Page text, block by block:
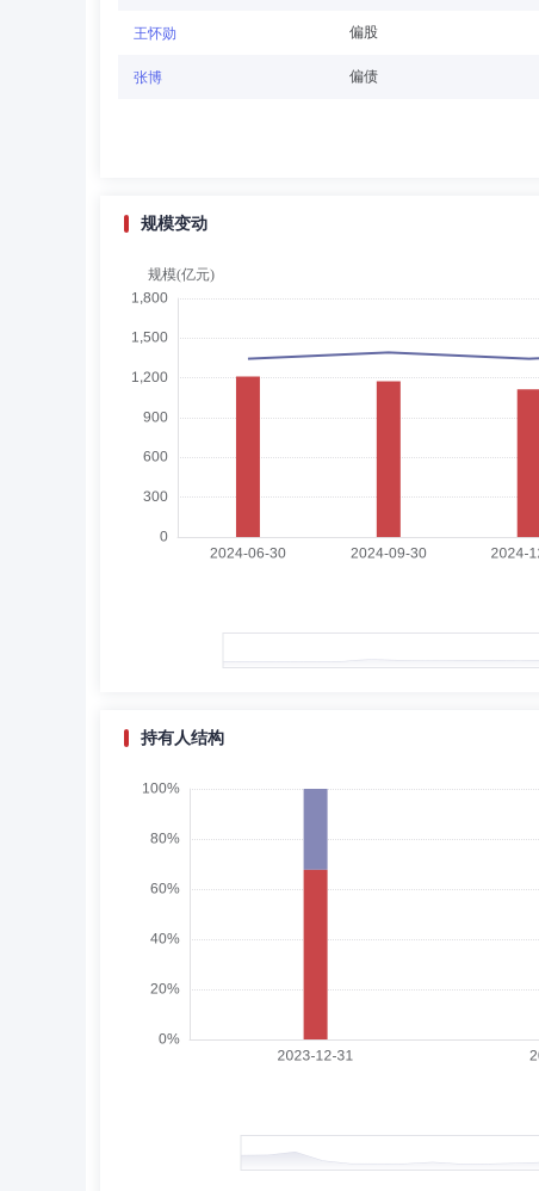
学历：硕士
董晨先生：董事，硕士。曾任华夏证券研究所副所长，中
理），东北证券股份有限公司上海研究咨询分公司总经理
陈守东先生：独立董事，经济学博士。曾任通化煤矿学院
现已退休，兼任东方集团股份有限公司独立董事，吉林舒
雷小玲 独立董事 学历：硕士 任职日期：
雷小玲女士：独立董事，注册会计师，经济学学士、工商
王大刚先生：独立董事，管理学博士。曾任中国国家开发
吴萍萍 总经理助理,投资决策委员会成员 学
吴萍萍女士：中国人民大学应用经济学硕士，多年证券从
东方成长回报平衡混合型证券投资基金)基金经理、东方稳
理、东方恒瑞短债债券型证券投资基金基金经理、东方中
理，现任东方永兴18个月定期开放债券型证券投资基金基
经理、东方享悦90天滚动持有债券型证券投资基金基金经
和煦30天持有期债券型证券投资基金基金经理、东方稳健
李景岩先生：督察长，硕士研究生，中国注册会计师。曾
王怀勋 偏股
张博 偏债
规模变动
持有人结构